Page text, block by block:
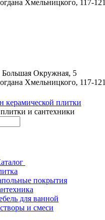
Хмельницкого, 117-121
Большая Окружная, 5
Хмельницкого, 117-121
и сантехники
покрытия
для ванной
и смеси